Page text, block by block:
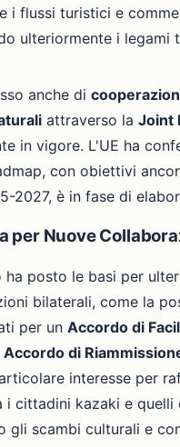
i flussi turistici e
ulteriormente i legami
anche di
attraverso la Joint
in vigore. L'UE ha
con obiettivi
2027, è in fase di
per Nuove
ha posto le basi per
bilaterali, come la
per un Accordo di
Accordo di
interesse per
i cittadini kazaki e quelli
gli scambi culturali e